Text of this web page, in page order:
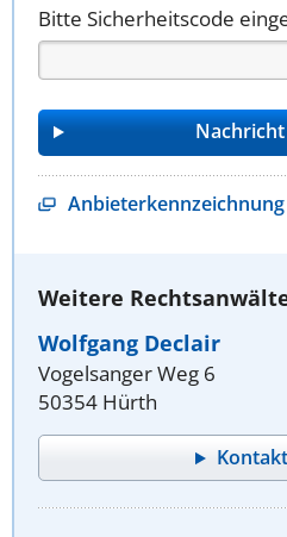
Bitte Sicherheitscode
Anbieterkennzeichnung
Weitere
Wolfgang Declair
Vogelsanger Weg 6
50354 Hürth